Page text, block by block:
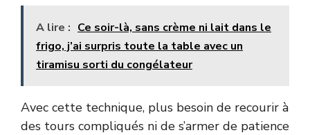
A lire : Ce soir-là, sans crème ni lait dans le
frigo, j’ai surpris toute la table avec un
tiramisu sorti du congélateur
Avec cette technique, plus besoin de recourir à
des tours compliqués ni de s’armer de patience